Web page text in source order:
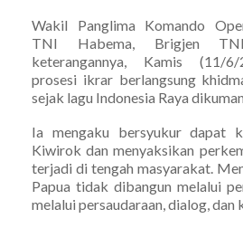
Wakil Panglima Komando
TNI Habema, Brigjen
keterangannya, Kamis (11/6/
prosesi ikrar berlangsung
sejak lagu Indonesia Raya
Ia mengaku bersyukur dapat
Kiwirok dan menyaksikan
terjadi di tengah masyarakat.
Papua tidak dibangun melalui
melalui persaudaraan, dialog, dan